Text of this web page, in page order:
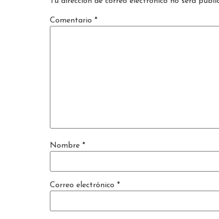
Comentario *
Nombre *
Correo electrónico *